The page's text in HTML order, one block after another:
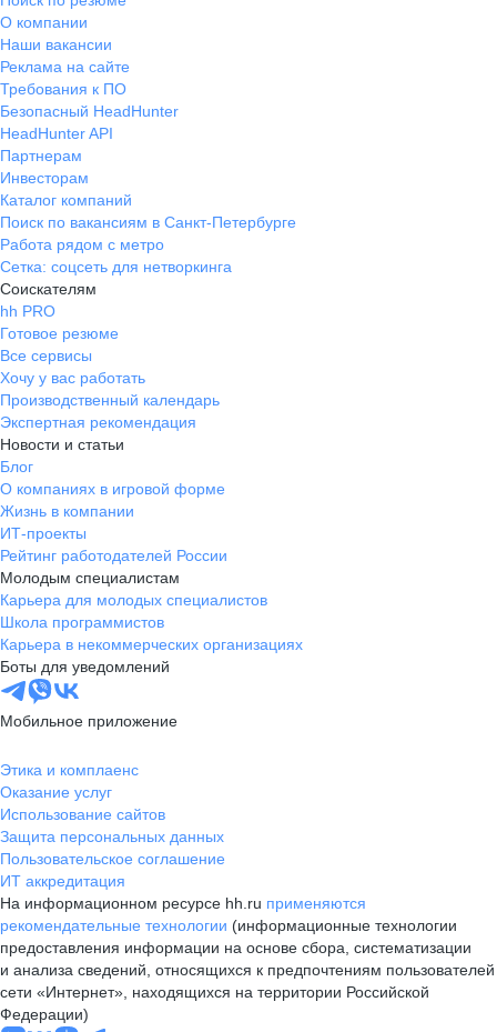
О компании
Наши вакансии
Реклама на сайте
Требования к ПО
Безопасный HeadHunter
HeadHunter API
Партнерам
Инвесторам
Каталог компаний
Поиск по вакансиям в Санкт-Петербурге
Работа рядом с метро
Сетка: соцсеть для нетворкинга
Соискателям
hh PRO
Готовое резюме
Все сервисы
Хочу у вас работать
Производственный календарь
Экспертная рекомендация
Новости и статьи
Блог
О компаниях в игровой форме
Жизнь в компании
ИТ-проекты
Рейтинг работодателей России
Молодым специалистам
Карьера для молодых специалистов
Школа программистов
Карьера в некоммерческих организациях
Боты для уведомлений
Мобильное приложение
Этика и комплаенс
Оказание услуг
Использование сайтов
Защита персональных данных
Пользовательское соглашение
ИТ аккредитация
На информационном ресурсе hh.ru применяются
рекомендательные технологии (информационные технологии
предоставления информации на основе сбора, систематизации
и анализа сведений, относящихся к предпочтениям пользователей
сети «Интернет», находящихся на территории Российской
Федерации)